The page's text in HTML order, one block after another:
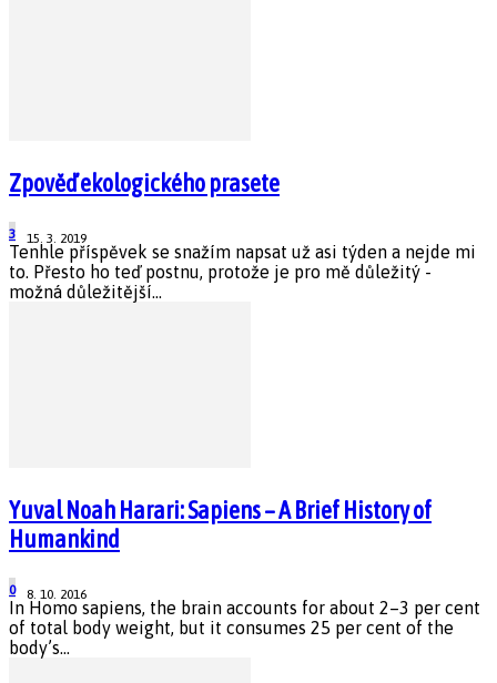
Zpověď ekologického prasete
15. 3. 2019
3
Tenhle příspěvek se snažím napsat už asi týden a nejde mi
to. Přesto ho teď postnu, protože je pro mě důležitý -
možná důležitější...
Yuval Noah Harari: Sapiens – A Brief History of
Humankind
8. 10. 2016
0
In Homo sapiens, the brain accounts for about 2–3 per cent
of total body weight, but it consumes 25 per cent of the
body’s...